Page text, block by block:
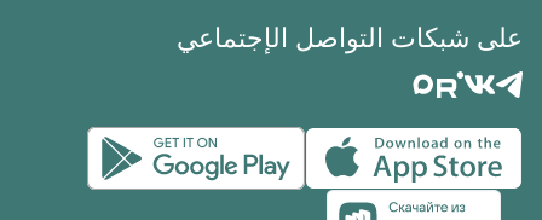
على شبكات التواصل الإجتماعي